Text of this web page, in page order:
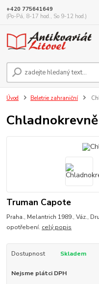
+420 775641649
(Po-Pá, 8-17 hod., So 9-12 hod.)
Úvod Beletrie zahraniční
Chladnokrevně
Truman Capote
Praha., Melantrich 1989., Váz.,
opotřebení. celý popis
Dostupnost Skladem
Nejsme plátci DPH